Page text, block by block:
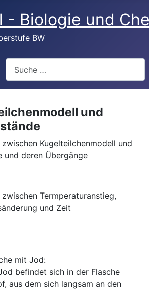
BW
und
mit Jod:
befindet sich in der Flasche
aus dem sich langsam an den